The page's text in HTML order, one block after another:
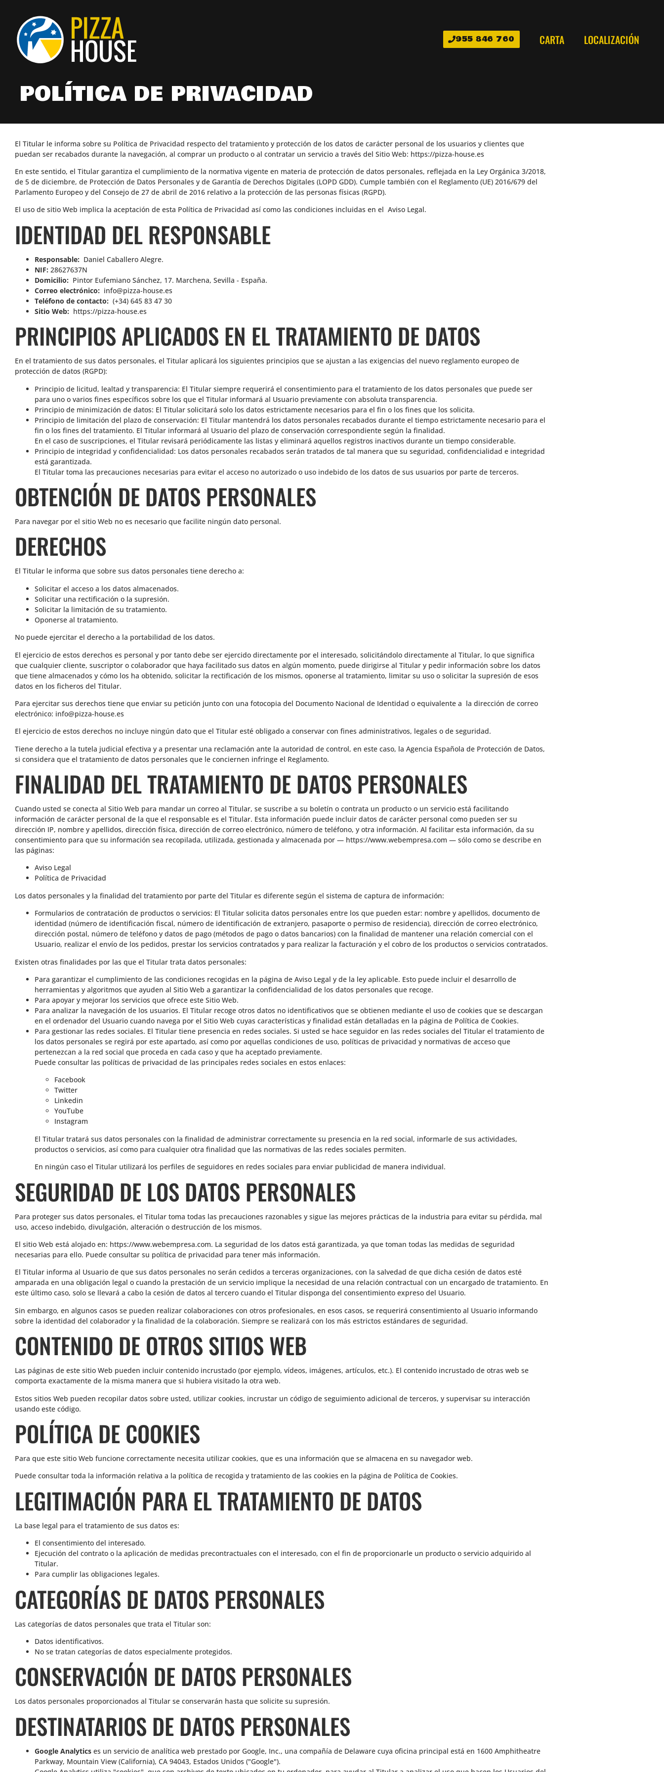
955 846 760 CARTA LOCALIZACIÓN
POLÍTICA DE PRIVACIDAD
El Titular le informa sobre su Política de Privacidad respecto del tratamiento y protección de los datos de carácter personal de los usuarios y clientes que
puedan ser recabados durante la navegación, al comprar un producto o al contratar un servicio a través del Sitio Web: https://pizza-house.es
En este sentido, el Titular garantiza el cumplimiento de la normativa vigente en materia de protección de datos personales, reflejada en la Ley Orgánica 3/2018,
de 5 de diciembre, de Protección de Datos Personales y de Garantía de Derechos Digitales (LOPD GDD). Cumple también con el Reglamento (UE) 2016/679 del
Parlamento Europeo y del Consejo de 27 de abril de 2016 relativo a la protección de las personas físicas (RGPD).
El uso de sitio Web implica la aceptación de esta Política de Privacidad así como las condiciones incluidas en el Aviso Legal.
IDENTIDAD DEL RESPONSABLE
Responsable: Daniel Caballero Alegre.
NIF: 28627637N
Domicilio: Pintor Eufemiano Sánchez, 17. Marchena, Sevilla - España.
Correo electrónico: info@pizza-house.es
Teléfono de contacto: (+34) 645 83 47 30
Sitio Web: https://pizza-house.es
PRINCIPIOS APLICADOS EN EL TRATAMIENTO DE DATOS
En el tratamiento de sus datos personales, el Titular aplicará los siguientes principios que se ajustan a las exigencias del nuevo reglamento europeo de
protección de datos (RGPD):
Principio de licitud, lealtad y transparencia: El Titular siempre requerirá el consentimiento para el tratamiento de los datos personales que puede ser
para uno o varios fines específicos sobre los que el Titular informará al Usuario previamente con absoluta transparencia.
Principio de minimización de datos: El Titular solicitará solo los datos estrictamente necesarios para el fin o los fines que los solicita.
Principio de limitación del plazo de conservación: El Titular mantendrá los datos personales recabados durante el tiempo estrictamente necesario para el
fin o los fines del tratamiento. El Titular informará al Usuario del plazo de conservación correspondiente según la finalidad.
En el caso de suscripciones, el Titular revisará periódicamente las listas y eliminará aquellos registros inactivos durante un tiempo considerable.
Principio de integridad y confidencialidad: Los datos personales recabados serán tratados de tal manera que su seguridad, confidencialidad e integridad
está garantizada.
El Titular toma las precauciones necesarias para evitar el acceso no autorizado o uso indebido de los datos de sus usuarios por parte de terceros.
OBTENCIÓN DE DATOS PERSONALES
Para navegar por el sitio Web no es necesario que facilite ningún dato personal.
DERECHOS
El Titular le informa que sobre sus datos personales tiene derecho a:
Solicitar el acceso a los datos almacenados.
Solicitar una rectificación o la supresión.
Solicitar la limitación de su tratamiento.
Oponerse al tratamiento.
No puede ejercitar el derecho a la portabilidad de los datos.
El ejercicio de estos derechos es personal y por tanto debe ser ejercido directamente por el interesado, solicitándolo directamente al Titular, lo que significa
que cualquier cliente, suscriptor o colaborador que haya facilitado sus datos en algún momento, puede dirigirse al Titular y pedir información sobre los datos
que tiene almacenados y cómo los ha obtenido, solicitar la rectificación de los mismos, oponerse al tratamiento, limitar su uso o solicitar la supresión de esos
datos en los ficheros del Titular.
Para ejercitar sus derechos tiene que enviar su petición junto con una fotocopia del Documento Nacional de Identidad o equivalente a la dirección de correo
electrónico: info@pizza-house.es
El ejercicio de estos derechos no incluye ningún dato que el Titular esté obligado a conservar con fines administrativos, legales o de seguridad.
Tiene derecho a la tutela judicial efectiva y a presentar una reclamación ante la autoridad de control, en este caso, la Agencia Española de Protección de Datos,
si considera que el tratamiento de datos personales que le conciernen infringe el Reglamento.
FINALIDAD DEL TRATAMIENTO DE DATOS PERSONALES
Cuando usted se conecta al Sitio Web para mandar un correo al Titular, se suscribe a su boletín o contrata un producto o un servicio está facilitando
información de carácter personal de la que el responsable es el Titular. Esta información puede incluir datos de carácter personal como pueden ser su
dirección IP, nombre y apellidos, dirección física, dirección de correo electrónico, número de teléfono, y otra información. Al facilitar esta información, da su
consentimiento para que su información sea recopilada, utilizada, gestionada y almacenada por — https://www.webempresa.com — sólo como se describe en
las páginas:
Aviso Legal
Política de Privacidad
Los datos personales y la finalidad del tratamiento por parte del Titular es diferente según el sistema de captura de información:
Formularios de contratación de productos o servicios: El Titular solicita datos personales entre los que pueden estar: nombre y apellidos, documento de
identidad (número de identificación fiscal, número de identificación de extranjero, pasaporte o permiso de residencia), dirección de correo electrónico,
dirección postal, número de teléfono y datos de pago (métodos de pago o datos bancarios) con la finalidad de mantener una relación comercial con el
Usuario, realizar el envío de los pedidos, prestar los servicios contratados y para realizar la facturación y el cobro de los productos o servicios contratados.
Existen otras finalidades por las que el Titular trata datos personales:
Para garantizar el cumplimiento de las condiciones recogidas en la página de Aviso Legal y de la ley aplicable. Esto puede incluir el desarrollo de
herramientas y algoritmos que ayuden al Sitio Web a garantizar la confidencialidad de los datos personales que recoge.
Para apoyar y mejorar los servicios que ofrece este Sitio Web.
Para analizar la navegación de los usuarios. El Titular recoge otros datos no identificativos que se obtienen mediante el uso de cookies que se descargan
en el ordenador del Usuario cuando navega por el Sitio Web cuyas características y finalidad están detalladas en la página de Política de Cookies.
Para gestionar las redes sociales. El Titular tiene presencia en redes sociales. Si usted se hace seguidor en las redes sociales del Titular el tratamiento de
los datos personales se regirá por este apartado, así como por aquellas condiciones de uso, políticas de privacidad y normativas de acceso que
pertenezcan a la red social que proceda en cada caso y que ha aceptado previamente.
Puede consultar las políticas de privacidad de las principales redes sociales en estos enlaces:
Facebook
Twitter
Linkedin
YouTube
Instagram
El Titular tratará sus datos personales con la finalidad de administrar correctamente su presencia en la red social, informarle de sus actividades,
productos o servicios, así como para cualquier otra finalidad que las normativas de las redes sociales permiten.
En ningún caso el Titular utilizará los perfiles de seguidores en redes sociales para enviar publicidad de manera individual.
SEGURIDAD DE LOS DATOS PERSONALES
Para proteger sus datos personales, el Titular toma todas las precauciones razonables y sigue las mejores prácticas de la industria para evitar su pérdida, mal
uso, acceso indebido, divulgación, alteración o destrucción de los mismos.
El sitio Web está alojado en: https://www.webempresa.com. La seguridad de los datos está garantizada, ya que toman todas las medidas de seguridad
necesarias para ello. Puede consultar su política de privacidad para tener más información.
El Titular informa al Usuario de que sus datos personales no serán cedidos a terceras organizaciones, con la salvedad de que dicha cesión de datos esté
amparada en una obligación legal o cuando la prestación de un servicio implique la necesidad de una relación contractual con un encargado de tratamiento. En
este último caso, solo se llevará a cabo la cesión de datos al tercero cuando el Titular disponga del consentimiento expreso del Usuario.
Sin embargo, en algunos casos se pueden realizar colaboraciones con otros profesionales, en esos casos, se requerirá consentimiento al Usuario informando
sobre la identidad del colaborador y la finalidad de la colaboración. Siempre se realizará con los más estrictos estándares de seguridad.
CONTENIDO DE OTROS SITIOS WEB
Las páginas de este sitio Web pueden incluir contenido incrustado (por ejemplo, vídeos, imágenes, artículos, etc.). El contenido incrustado de otras web se
comporta exactamente de la misma manera que si hubiera visitado la otra web.
Estos sitios Web pueden recopilar datos sobre usted, utilizar cookies, incrustar un código de seguimiento adicional de terceros, y supervisar su interacción
usando este código.
POLÍTICA DE COOKIES
Para que este sitio Web funcione correctamente necesita utilizar cookies, que es una información que se almacena en su navegador web.
Puede consultar toda la información relativa a la política de recogida y tratamiento de las cookies en la página de Política de Cookies.
LEGITIMACIÓN PARA EL TRATAMIENTO DE DATOS
La base legal para el tratamiento de sus datos es:
El consentimiento del interesado.
Ejecución del contrato o la aplicación de medidas precontractuales con el interesado, con el fin de proporcionarle un producto o servicio adquirido al
Titular.
Para cumplir las obligaciones legales.
CATEGORÍAS DE DATOS PERSONALES
Las categorías de datos personales que trata el Titular son:
Datos identificativos.
No se tratan categorías de datos especialmente protegidos.
CONSERVACIÓN DE DATOS PERSONALES
Los datos personales proporcionados al Titular se conservarán hasta que solicite su supresión.
DESTINATARIOS DE DATOS PERSONALES
Google Analytics es un servicio de analítica web prestado por Google, Inc., una compañía de Delaware cuya oficina principal está en 1600 Amphitheatre
Parkway, Mountain View (California), CA 94043, Estados Unidos ("Google").